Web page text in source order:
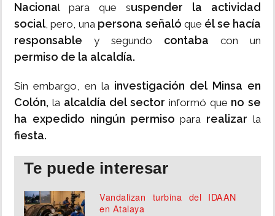
Nacional para que suspender la actividad
social, pero, una persona señaló que él se hacía
responsable y segundo contaba con un
permiso de la alcaldía.
Sin embargo, en lainvestigación del Minsa en
Colón, la alcaldía del sector informó que no se
ha expedido ningún permiso para realizar la
fiesta.
Te puede interesar
Vandalizan turbina del IDAAN
en Atalaya